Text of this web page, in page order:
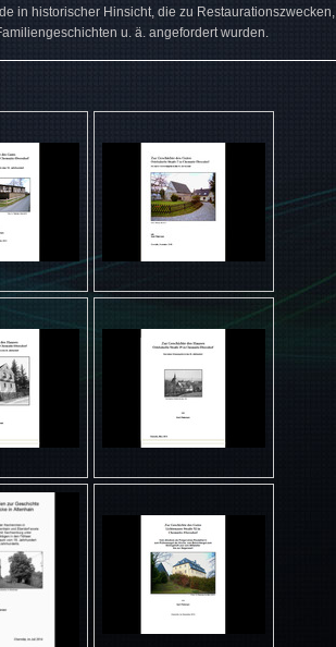
in historischer Hinsicht, die zu Restaurationszwecken,
u. ä. angefordert wurden.